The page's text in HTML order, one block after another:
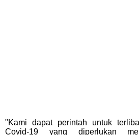
"Kami dapat perintah untuk
Covid-19 yang diperlukan